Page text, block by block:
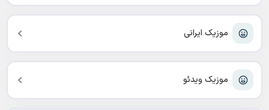
موزیک ایرانی
موزیک ویدئو